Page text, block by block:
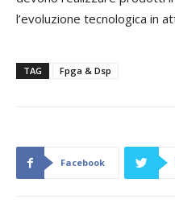
l’evoluzione tecnologica in
TAG Fpga & Dsp
Facebook